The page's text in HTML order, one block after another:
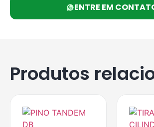
ENTRE EM
Produtos